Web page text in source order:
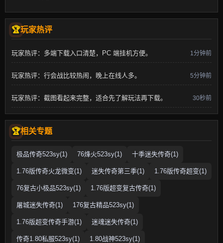
玩家热评
玩家热评：多端下载入口清楚，PC 端挂机方便。 1分钟前
玩家热评：行会战比较热闹，晚上在线人多。 5分钟前
玩家热评：截图看起来完整，适合先了解玩法再下载。 30秒前
相关专题
极品传奇523sy(1) 76烽火523sy(1) 十季迷失传奇(1)
1.76版传奇火龙微变(1) 迷失传奇第三季(1) 1.76版传奇超变(1)
76复古小极品523sy(1) 1.76版超变复古传奇(1)
屠城迷失传奇(1) 176复古精品523sy(1)
1.76版超变传奇手游(1) 迷魂迷失传奇(1)
传奇1.80私服523sy(1) 1.80战神523sy(1)